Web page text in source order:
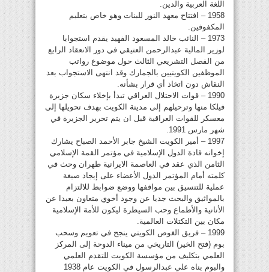
اللغة العربية والدين.
1958 – افتتاح معهد النور للبنات وهو خاص بتعليم
المكفوفين.
1973 – النائب خالد المسعود الفهيد يقدم استجوابا
لوزير المالية عبدالرحمن العتيقي في دور الانعقاد الرابع
من الفصل التشريعي الثالث حول موضوع رواتب
الموظفين الكويتيين بالجمارك وقد انتهى الاستجواب بعد
النقاش دون اتخاذ أي قرار بشأنه.
1990 – قوات الاحتلال العراقي تبدأ بإخلاء سكان جزيرة
فيلكا منها وترحيلهم إلى مدينة الكويت بهدف تحويلها إلى
معسكر للقوات العراقية قبل ان يتم تحرير الجزيرة في
شهر مارس 1991.
1997 – أمير الكويت الشيخ جابر الأحمد الصباح يشارك
إخوانه قادة الدول الإسلامية في مؤتمر القمة الإسلامي
الثامن الذي عقد في العاصمة الايرانية طهران وحث في
كلمته أمام المؤتمر الدول الأعضاء على إيجاد صيغة
عملية للتنسيق بين مواقفها ووضع ضوابط للالتزام
بالمواثيق والبحث جديا عن وجود أخوي متعاون بعيدا عن
الأنانية والأطماع وحب السيطرة ليكون للأمة الإسلامية
مكان بين التكتلات العالمية.
1999 – فريق الغوص الكويتي ينجح في تعويم وسحب
بوم (فتح الخير) التاريخي من ميناء الدوحة إلى المركز
العلمي بتكليف من مؤسسة الكويت للتقدم العلمي
والبوم بناه علي عبدالرسول في الكويت عام 1938